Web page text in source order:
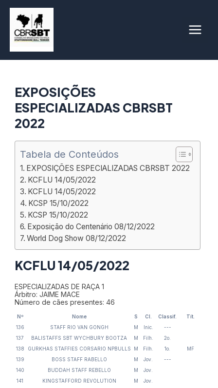
para
conteúdo
EXPOSIÇÕES
ESPECIALIZADAS CBRSBT
2022
Tabela de Conteúdos
EXPOSIÇÕES ESPECIALIZADAS CBRSBT 2022
KCFLU 14/05/2022
KCFLU 14/05/2022
KCSP 15/10/2022
KCSP 15/10/2022
Exposição do Centenário 08/12/2022
World Dog Show 08/12/2022
KCFLU 14/05/2022
ESPECIALIZADAS DE RAÇA 1
Árbitro: JAIME MACE
Número de cães presentes: 46
Nº Nome S Cl. Classif.
Tít.
136
STAFF RIO VAN GONGH M Inic.
---
137
BALISTAFFS SBT WYCHBURY BOOTZA M Filh.
2o.
138
GURKHAS STAFFIES CORSARIO NPBULLS M Filh. 1o.
MF
139
BOSS STAFF RABELLO M Jov.
---
140
BUDDAH STAFF REBELLO M
Jov.
141
KINGSTAFFORD REVOLUTION M
Jov.